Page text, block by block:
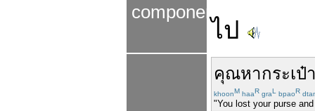
components
ไป
คุณหากระเป๋
khoonM haaR graL bpaoR
"You lost your purse